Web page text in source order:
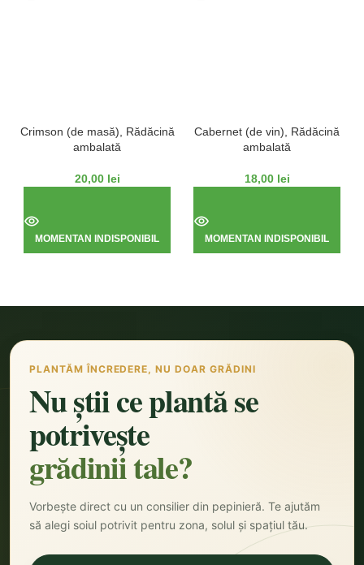
Crimson (de masă), Rădăcină
ambalată
20,00 lei
MOMENTAN INDISPONIBIL
Cabernet (de vin), Rădăcină
ambalată
18,00 lei
MOMENTAN INDISPONIBIL
PLANTĂM ÎNCREDERE, NU DOAR GRĂDINI
Nu știi ce plantă se
potrivește
grădinii tale?
Vorbește direct cu un consilier din pepinieră. Te ajutăm
să alegi soiul potrivit pentru zona, solul și spațiul tău.